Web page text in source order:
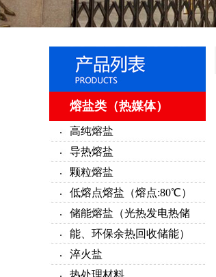
熔盐类（热媒体）
高纯熔盐
导热熔盐
颗粒熔盐
低熔点熔盐（熔点:80℃）
储能熔盐（光热发电热储
能、环保余热回收储能）
淬火盐
热处理材料